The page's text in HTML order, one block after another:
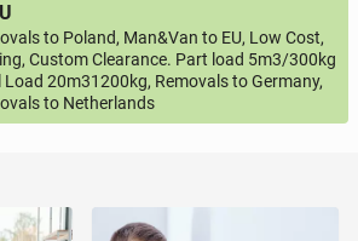
to Poland, Man&Van to EU, Low Cost,
Custom Clearance. Part load 5m3/300kg
Load 20m31200kg, Removals to Germany,
to Netherlands